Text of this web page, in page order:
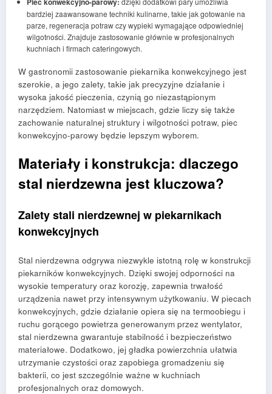
bardziej zaawansowane techniki kulinarne, takie jak gotowanie na
parze, regeneracja potraw czy wypieki wymagające odpowiedniej
wilgotności. Znajduje zastosowanie głównie w profesjonalnych
kuchniach i firmach cateringowych.
W gastronomii zastosowanie piekarnika konwekcyjnego jest
szerokie, a jego zalety, takie jak precyzyjne działanie i
wysoka jakość pieczenia, czynią go niezastąpionym
narzędziem. Natomiast w miejscach, gdzie liczy się także
zachowanie naturalnej struktury i wilgotności potraw, piec
konwekcyjno-parowy będzie lepszym wyborem.
Materiały i konstrukcja: dlaczego
stal nierdzewna jest kluczowa?
Zalety stali nierdzewnej w piekarnikach
konwekcyjnych
Stal nierdzewna odgrywa niezwykle istotną rolę w konstrukcji
piekarników konwekcyjnych. Dzięki swojej odporności na
wysokie temperatury oraz korozję, zapewnia trwałość
urządzenia nawet przy intensywnym użytkowaniu. W piecach
konwekcyjnych, gdzie działanie opiera się na termoobiegu i
ruchu gorącego powietrza generowanym przez wentylator,
stal nierdzewna gwarantuje stabilność i bezpieczeństwo
materiałowe. Dodatkowo, jej gładka powierzchnia ułatwia
utrzymanie czystości oraz zapobiega gromadzeniu się
bakterii, co jest szczególnie ważne w kuchniach
profesjonalnych oraz domowych.